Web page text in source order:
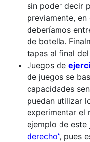
sin poder decir
previamente,
deberíamos
de botella.
tapas al final
Juegos de
de juegos se
capacidades
puedan utilizar
experimentar el
ejemplo de este
derecho”, pues